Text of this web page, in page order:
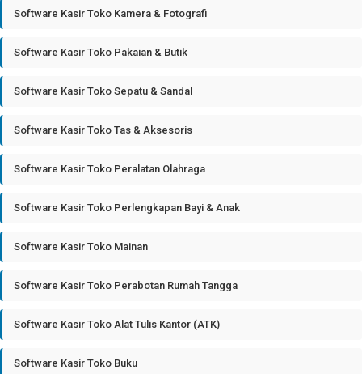
Software Kasir Toko Kamera & Fotografi
Software Kasir Toko Pakaian & Butik
Software Kasir Toko Sepatu & Sandal
Software Kasir Toko Tas & Aksesoris
Software Kasir Toko Peralatan Olahraga
Software Kasir Toko Perlengkapan Bayi & Anak
Software Kasir Toko Mainan
Software Kasir Toko Perabotan Rumah Tangga
Software Kasir Toko Alat Tulis Kantor (ATK)
Software Kasir Toko Buku